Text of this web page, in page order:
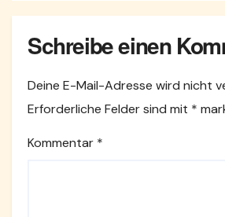
Schreibe einen
Deine E-Mail-Adresse wird nicht
Erforderliche Felder sind mit *
Kommentar *